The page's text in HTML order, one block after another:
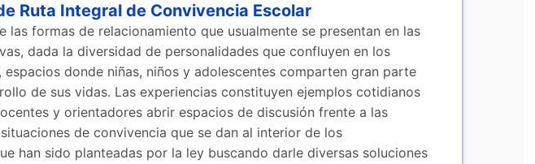
Ruta Integral de Convivencia Escolar
las formas de relacionamiento que usualmente se presentan en las
dada la diversidad de personalidades que confluyen en los
donde niñas, niños y adolescentes comparten gran parte
de sus vidas. Las experiencias constituyen ejemplos cotidianos
y orientadores abrir espacios de discusión frente a las
de convivencia que se dan al interior de los
han sido planteadas por la ley buscando darle diversas soluciones